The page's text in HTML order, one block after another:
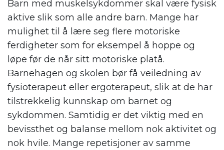
Barn med muskelsykdommer skal være fysisk
aktive slik som alle andre barn. Mange har
mulighet til å lære seg flere motoriske
ferdigheter som for eksempel å hoppe og
løpe før de når sitt motoriske platå.
Barnehagen og skolen bør få veiledning av
fysioterapeut eller ergoterapeut, slik at de har
tilstrekkelig kunnskap om barnet og
sykdommen. Samtidig er det viktig med en
bevissthet og balanse mellom nok aktivitet og
nok hvile. Mange repetisjoner av samme